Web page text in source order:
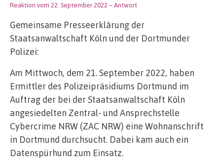
Reaktion vom 22. September 2022 – Antwort
Gemeinsame Presseerklärung der
Staatsanwaltschaft Köln und der Dortmunder
Polizei:
Am Mittwoch, dem 21. September 2022, haben
Ermittler des Polizeipräsidiums Dortmund im
Auftrag der bei der Staatsanwaltschaft Köln
angesiedelten Zentral- und Ansprechstelle
Cybercrime NRW (ZAC NRW) eine Wohnanschrift
in Dortmund durchsucht. Dabei kam auch ein
Datenspürhund zum Einsatz.